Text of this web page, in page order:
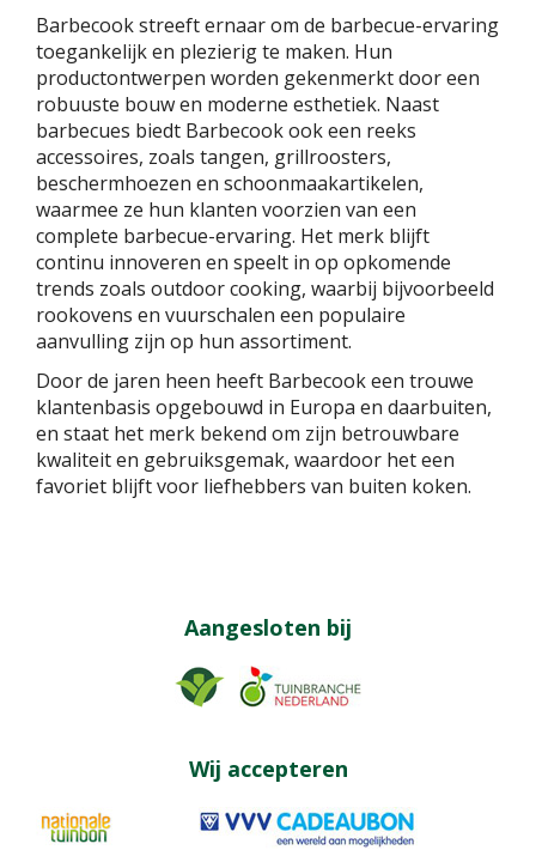
Barbecook streeft ernaar om de barbecue-ervaring
toegankelijk en plezierig te maken. Hun
productontwerpen worden gekenmerkt door een
robuuste bouw en moderne esthetiek. Naast
barbecues biedt Barbecook ook een reeks
accessoires, zoals tangen, grillroosters,
beschermhoezen en schoonmaakartikelen,
waarmee ze hun klanten voorzien van een
complete barbecue-ervaring. Het merk blijft
continu innoveren en speelt in op opkomende
trends zoals outdoor cooking, waarbij bijvoorbeeld
rookovens en vuurschalen een populaire
aanvulling zijn op hun assortiment.
Door de jaren heen heeft Barbecook een trouwe
klantenbasis opgebouwd in Europa en daarbuiten,
en staat het merk bekend om zijn betrouwbare
kwaliteit en gebruiksgemak, waardoor het een
favoriet blijft voor liefhebbers van buiten koken.
Aangesloten bij
Wij accepteren